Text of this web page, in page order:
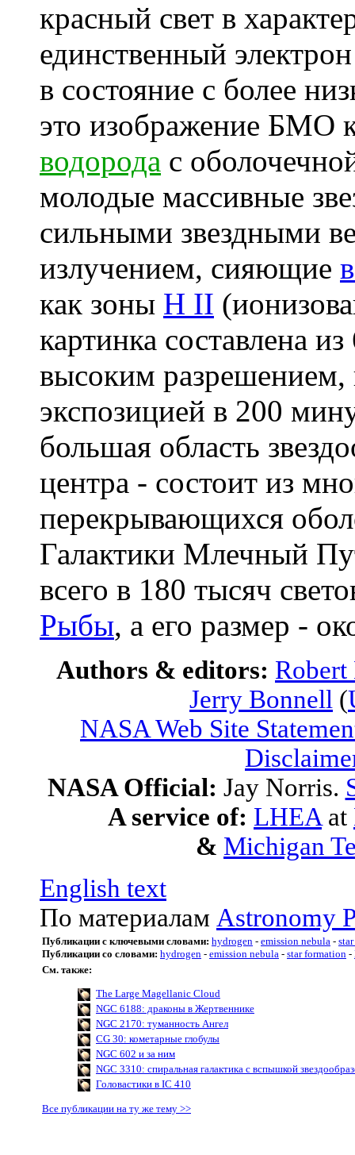
красный свет в
единственный
в состояние с более
это изображение БМО
водорода с
молодые массивные
сильными звездными
излучением, сияющие
как зоны H II
картинка составлена
высоким
экспозицией в 200
большая область
центра - состоит из
перекрывающихся
Галактики Млечный
всего в 180 тысяч
Рыбы, а его размер -
Authors & editors:
Jerry Bonnell (
NASA Web Site
NASA Official: Jay Norris.
A service of: LHEA at
& Michigan
English text
По материалам Astronomy
Публикации с ключевыми словами: hydrogen - emission nebula -
Публикации со словами: hydrogen - emission nebula - star formation -
См. также:
The Large Magellanic Cloud
NGC 6188: драконы в Жертвеннике
NGC 2170: туманность Ангел
CG 30: кометарные глобулы
NGC 602 и за ним
NGC 3310: спиральная галактика с вспышкой
Головастики в IC 410
Все публикации на ту же тему >>